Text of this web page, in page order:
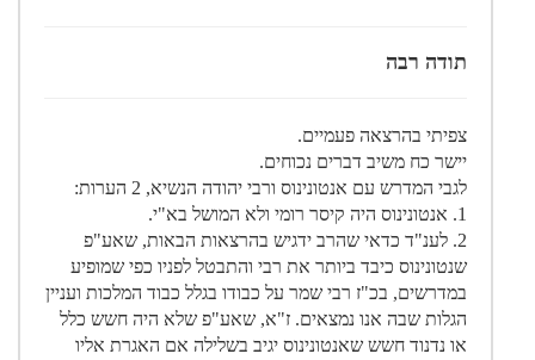
תודה רבה
צפיתי בהרצאה פעמיים.
יישר כח משיב דברים נכוחים.
לגבי המדרש עם אנטונינוס ורבי יהודה הנשיא, 2 הערות:
1. אנטונינוס היה קיסר רומי ולא המושל בא"י.
2. לענ"ד כדאי שהרב ידגיש בהרצאות הבאות, שאע"פ
שנטונינוס כיבד ביותר את רבי והתבטל לפניו כפי שמופיע
במדרשים, בכ"ז רבי שמר על כבודו בגלל כבוד המלכות ועניין
הגלות שבה אנו נמצאים. ז"א, שאע"פ שלא היה חשש כלל
או נדנוד חשש שאנטונינוס יגיב בשלילה אם האגרת אליו